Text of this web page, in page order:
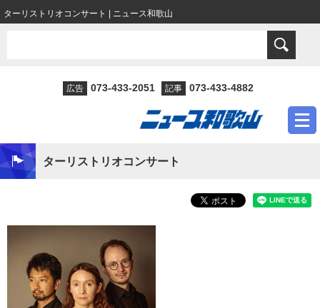
ターリストリオコンサート | ニュース和歌山
広告 073-433-2051 記事 073-433-4882
ターリストリオコンサート